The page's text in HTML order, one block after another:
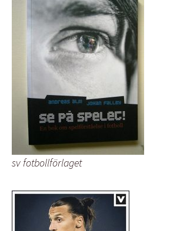
sv fotbollförlaget